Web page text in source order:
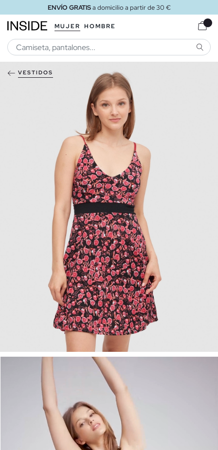
ENVÍO GRATISa domicilio a partir de 30 €
MUJER HOMBRE
VESTIDOS